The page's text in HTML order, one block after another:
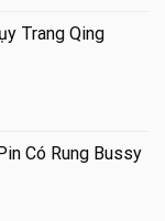
Trang Qing
Có Rung Bussy